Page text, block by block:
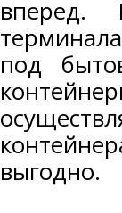
вперед.
под
выгодно.